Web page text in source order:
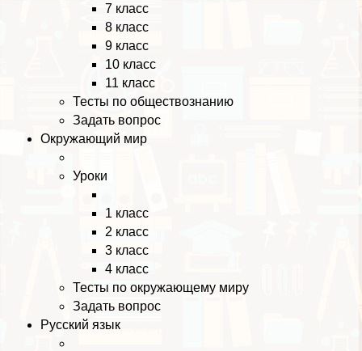
7 класс
8 класс
9 класс
10 класс
11 класс
Тесты по обществознанию
Задать вопрос
Окружающий мир
Уроки
1 класс
2 класс
3 класс
4 класс
Тесты по окружающему миру
Задать вопрос
Русский язык